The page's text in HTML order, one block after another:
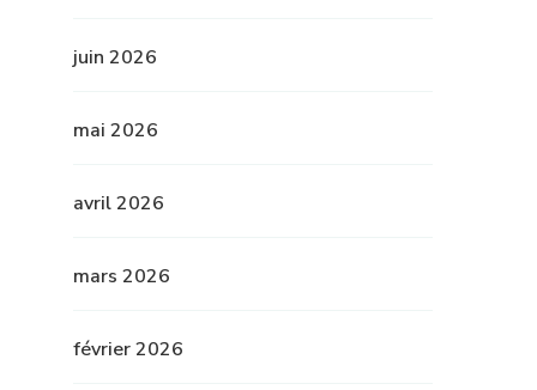
juin 2026
mai 2026
avril 2026
mars 2026
février 2026